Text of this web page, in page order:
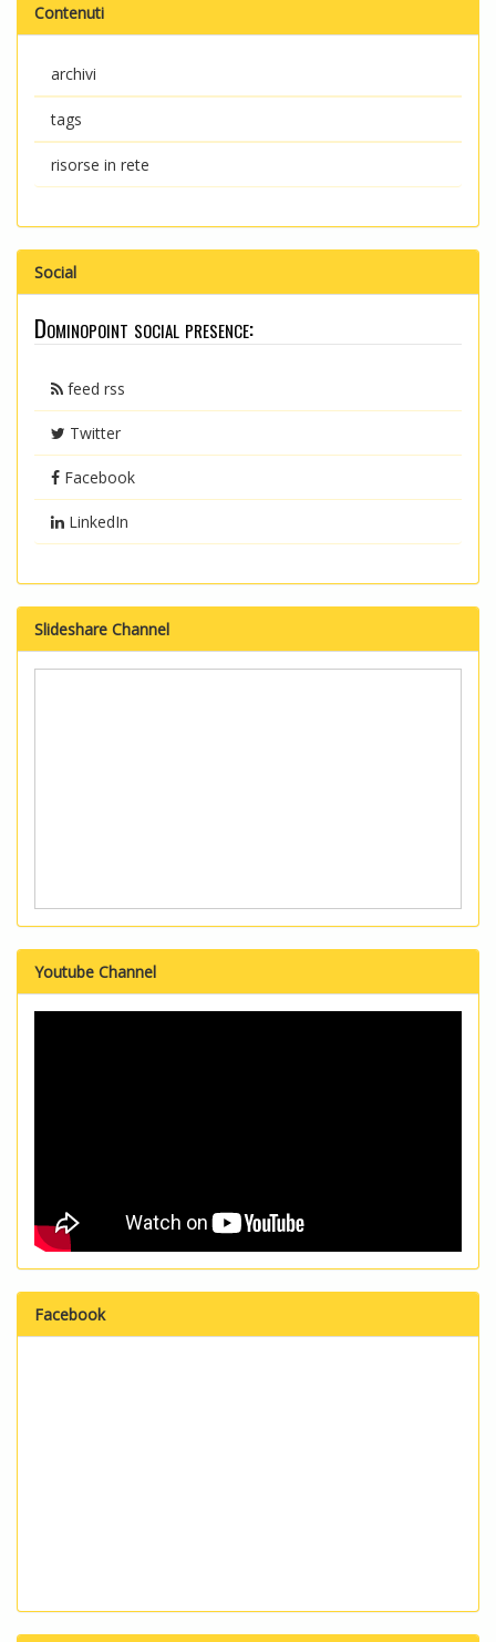
Contenuti
archivi
tags
risorse in rete
Social
Dominopoint social presence:
feed rss
Twitter
Facebook
LinkedIn
Slideshare Channel
Youtube Channel
Facebook